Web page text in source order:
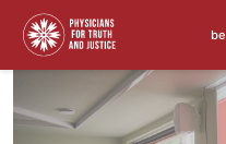
to
content
be